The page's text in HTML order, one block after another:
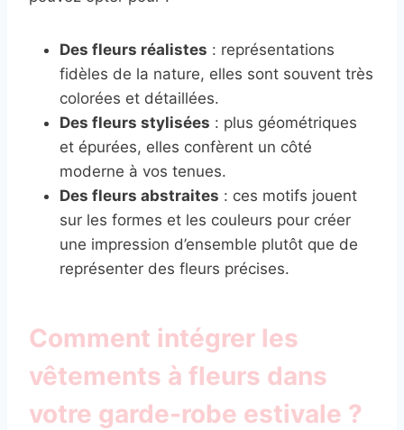
Des fleurs réalistes : représentations
fidèles de la nature, elles sont souvent très
colorées et détaillées.
Des fleurs stylisées : plus géométriques
et épurées, elles confèrent un côté
moderne à vos tenues.
Des fleurs abstraites : ces motifs jouent
sur les formes et les couleurs pour créer
une impression d’ensemble plutôt que de
représenter des fleurs précises.
Comment intégrer les
vêtements à fleurs dans
votre garde-robe estivale ?